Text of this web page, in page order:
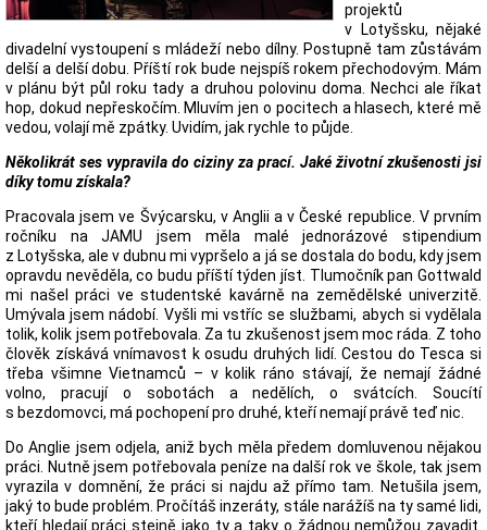
projektů
v Lotyšsku, nějaké
divadelní vystoupení s mládeží nebo dílny. Postupně tam zůstávám
delší a delší dobu. Příští rok bude nejspíš rokem přechodovým. Mám
v plánu být půl roku tady a druhou polovinu doma. Nechci ale říkat
hop, dokud nepřeskočím. Mluvím jen o pocitech a hlasech, které mě
vedou, volají mě zpátky. Uvidím, jak rychle to půjde.
Několikrát ses vypravila do ciziny za prací. Jaké životní zkušenosti jsi
díky tomu získala?
Pracovala jsem ve Švýcarsku, v Anglii a v České republice. V prvním
ročníku na JAMU jsem měla malé jednorázové stipendium
z Lotyšska, ale v dubnu mi vypršelo a já se dostala do bodu, kdy jsem
opravdu nevěděla, co budu příští týden jíst. Tlumočník pan Gottwald
mi našel práci ve studentské kavárně na zemědělské univerzitě.
Umývala jsem nádobí. Vyšli mi vstříc se službami, abych si vydělala
tolik, kolik jsem potřebovala. Za tu zkušenost jsem moc ráda. Z toho
člověk získává vnímavost k osudu druhých lidí. Cestou do Tesca si
třeba všimne Vietnamců – v kolik ráno stávají, že nemají žádné
volno, pracují o sobotách a nedělích, o svátcích. Soucítí
s bezdomovci, má pochopení pro druhé, kteří nemají právě teď nic.
Do Anglie jsem odjela, aniž bych měla předem domluvenou nějakou
práci. Nutně jsem potřebovala peníze na další rok ve škole, tak jsem
vyrazila v domnění, že práci si najdu až přímo tam. Netušila jsem,
jaký to bude problém. Pročítáš inzeráty, stále narážíš na ty samé lidi,
kteří hledají práci stejně jako ty a taky o žádnou nemůžou zavadit.